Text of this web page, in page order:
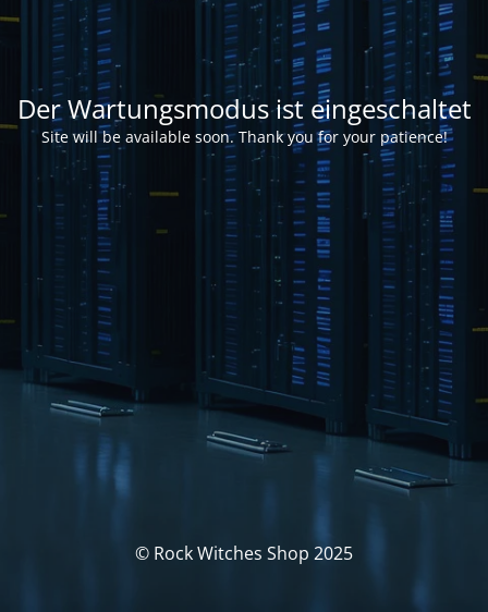
Der Wartungsmodus ist eingeschaltet
Site will be available soon. Thank you for your patience!
© Rock Witches Shop 2025